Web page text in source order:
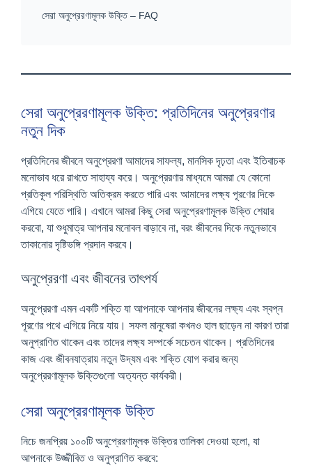
সেরা অনুপ্রেরণামূলক উক্তি – FAQ
সেরা অনুপ্রেরণামূলক উক্তি: প্রতিদিনের অনুপ্রেরণার
নতুন দিক
প্রতিদিনের জীবনে অনুপ্রেরণা আমাদের সাফল্য, মানসিক দৃঢ়তা এবং ইতিবাচক
মনোভাব ধরে রাখতে সাহায্য করে। অনুপ্রেরণার মাধ্যমে আমরা যে কোনো
প্রতিকূল পরিস্থিতি অতিক্রম করতে পারি এবং আমাদের লক্ষ্য পূরণের দিকে
এগিয়ে যেতে পারি। এখানে আমরা কিছু সেরা অনুপ্রেরণামূলক উক্তি শেয়ার
করবো, যা শুধুমাত্র আপনার মনোবল বাড়াবে না, বরং জীবনের দিকে নতুনভাবে
তাকানোর দৃষ্টিভঙ্গি প্রদান করবে।
অনুপ্রেরণা এবং জীবনের তাৎপর্য
অনুপ্রেরণা এমন একটি শক্তি যা আপনাকে আপনার জীবনের লক্ষ্য এবং স্বপ্ন
পূরণের পথে এগিয়ে নিয়ে যায়। সফল মানুষেরা কখনও হাল ছাড়েন না কারণ তারা
অনুপ্রাণিত থাকেন এবং তাদের লক্ষ্য সম্পর্কে সচেতন থাকেন। প্রতিদিনের
কাজ এবং জীবনযাত্রায় নতুন উদ্যম এবং শক্তি যোগ করার জন্য
অনুপ্রেরণামূলক উক্তিগুলো অত্যন্ত কার্যকরী।
সেরা অনুপ্রেরণামূলক উক্তি
নিচে জনপ্রিয় ১০০টি অনুপ্রেরণামূলক উক্তির তালিকা দেওয়া হলো, যা
আপনাকে উজ্জীবিত ও অনুপ্রাণিত করবে: